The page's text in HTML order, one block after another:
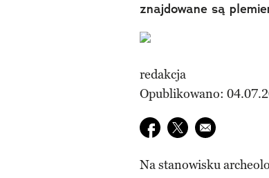
znajdowane są
redakcja
Opublikowano:
Udostępnij na facebook
Udostępnij na
E-mail do
Na stanowisku